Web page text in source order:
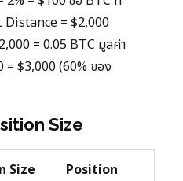
Distance = $2,000
= 0.05 BTC มูลค่า
$3,000 (60% ของ
Size
Size
Position